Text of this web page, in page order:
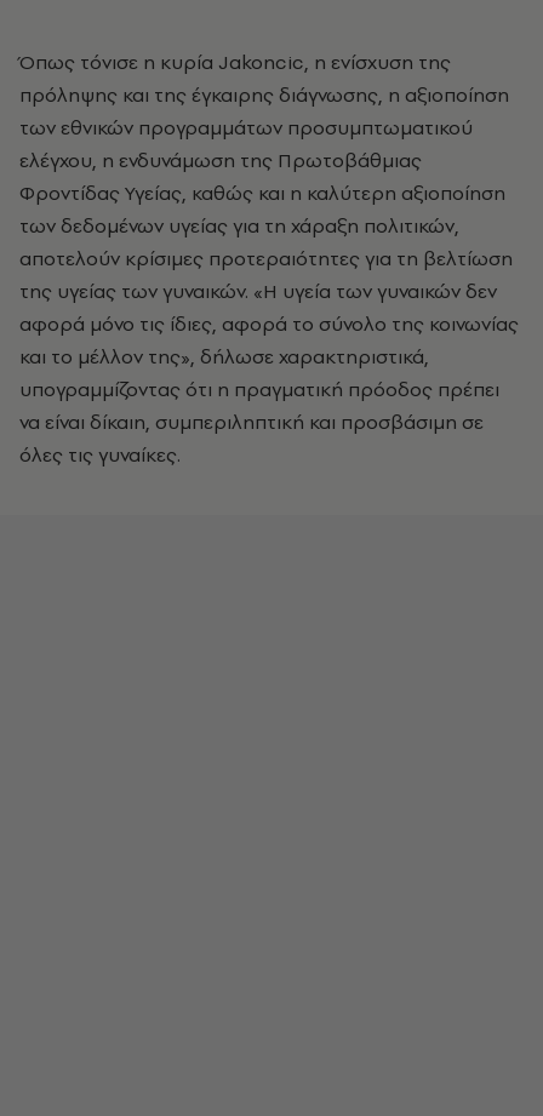
Όπως τόνισε η κυρία Jakoncic, η ενίσχυση της
πρόληψης και της έγκαιρης διάγνωσης, η αξιοποίηση
των εθνικών προγραμμάτων προσυμπτωματικού
ελέγχου, η ενδυνάμωση της Πρωτοβάθμιας
Φροντίδας Υγείας, καθώς και η καλύτερη αξιοποίηση
των δεδομένων υγείας για τη χάραξη πολιτικών,
αποτελούν κρίσιμες προτεραιότητες για τη βελτίωση
της υγείας των γυναικών. «Η υγεία των γυναικών δεν
αφορά μόνο τις ίδιες, αφορά το σύνολο της κοινωνίας
και το μέλλον της», δήλωσε χαρακτηριστικά,
υπογραμμίζοντας ότι η πραγματική πρόοδος πρέπει
να είναι δίκαιη, συμπεριληπτική και προσβάσιμη σε
όλες τις γυναίκες.